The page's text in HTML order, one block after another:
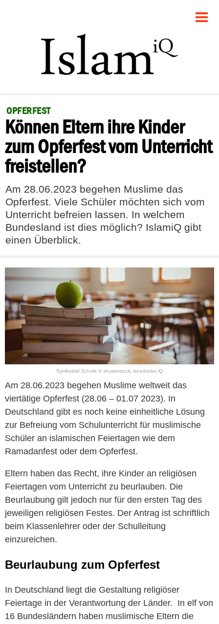
POLITIK
GESELLSCHAFT
RECHT
FEUILLETON
DEBATTE
OPFERFEST
Können Eltern ihre Kinder
zum Opferfest vom Unterricht
freistellen?
Am 28.06.2023 begehen Muslime das
Opferfest. Viele Schüler möchten sich vom
Unterricht befreien lassen. In welchem
Bundesland ist dies möglich? IslamiQ gibt
einen Überblick.
Symbobild Schule © shutterstock, bearbeitet iQ
Am 28.06.2023 begehen Muslime weltweit das
viertätige Opferfest (28.06 – 01.07 2023). In
Deutschland gibt es noch keine einheitliche Lösung
zur Befreiung vom Schulunterricht für muslimische
Schüler an islamischen Feiertagen wie dem
Ramadanfest oder dem Opferfest.
Eltern haben das Recht, ihre Kinder an religiösen
Feiertagen vom Unterricht zu beurlauben. Die
Beurlaubung gilt jedoch nur für den ersten Tag des
jeweiligen religiösen Festes. Der Antrag ist schriftlich
beim Klassenlehrer oder der Schulleitung
einzureichen.
Beurlaubung zum Opferfest
In Deutschland liegt die Gestaltung religiöser
Feiertage in der Verantwortung der Länder. In elf von
16 Bundesländern haben muslimische Eltern die